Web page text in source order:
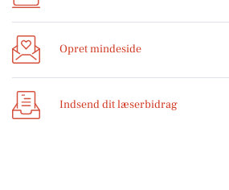
Opret mindeside
Indsend dit læserbidrag